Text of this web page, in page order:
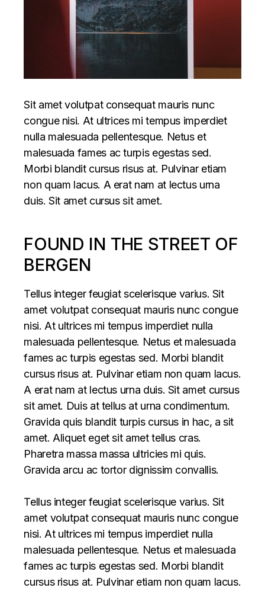
Sit amet volutpat consequat mauris nunc
congue nisi. At ultrices mi tempus imperdiet
nulla malesuada pellentesque. Netus et
malesuada fames ac turpis egestas sed.
Morbi blandit cursus risus at. Pulvinar etiam
non quam lacus. A erat nam at lectus urna
duis. Sit amet cursus sit amet.
FOUND IN THE STREET OF
BERGEN
Tellus integer feugiat scelerisque varius. Sit
amet volutpat consequat mauris nunc congue
nisi. At ultrices mi tempus imperdiet nulla
malesuada pellentesque. Netus et malesuada
fames ac turpis egestas sed. Morbi blandit
cursus risus at. Pulvinar etiam non quam lacus.
A erat nam at lectus urna duis. Sit amet cursus
sit amet. Duis at tellus at urna condimentum.
Gravida quis blandit turpis cursus in hac, a sit
amet. Aliquet eget sit amet tellus cras.
Pharetra massa massa ultricies mi quis.
Gravida arcu ac tortor dignissim convallis.
Tellus integer feugiat scelerisque varius. Sit
amet volutpat consequat mauris nunc congue
nisi. At ultrices mi tempus imperdiet nulla
malesuada pellentesque. Netus et malesuada
fames ac turpis egestas sed. Morbi blandit
cursus risus at. Pulvinar etiam non quam lacus.